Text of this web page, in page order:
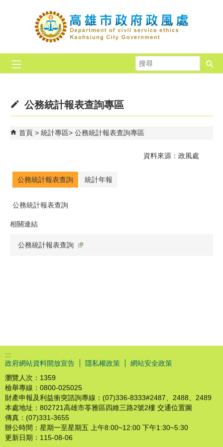
跳到主要內容區塊
尋
公務統計報表查詢專區
首頁 統計專區 公務統計報表查詢專區
資料來源：政風處
公務統計報表查詢 統計年報
公務統計報表查詢
相關連結
公務統計報表查詢
:::
政府網站資料開放宣告
隱私權政策
網站安全政策
瀏覽人次： 1359
檢舉專線：0800-025025
財產申報及利益衝突諮詢專線：(07)336-8333#2487、2488、2489
本處地址：802721高雄市苓雅區四維三路2號2樓 交通位置圖
傳真：(07)331-3655
辦公時間：星期一至星期五 上午8:00~12:00 下午1:30~5:30
更新日期： 115-08-06